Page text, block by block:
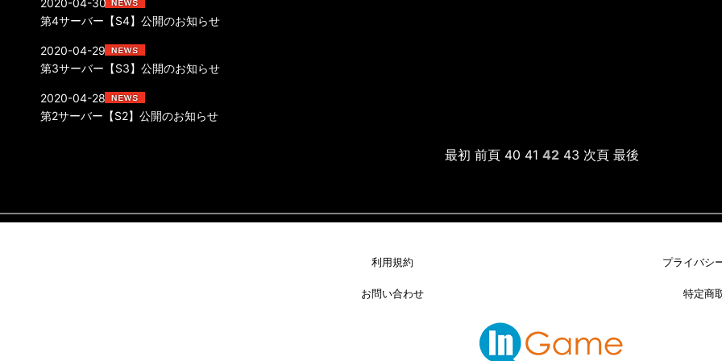
第4サーバー【S4】公開のお知らせ
第3サーバー【S3】公開のお知らせ
2020-04-29
第2サーバー【S2】公開のお知らせ
2020-04-28
最初 前頁 40 41 42 43 次頁 最後
利用規約 プライバシ
お問い合わせ 特定商